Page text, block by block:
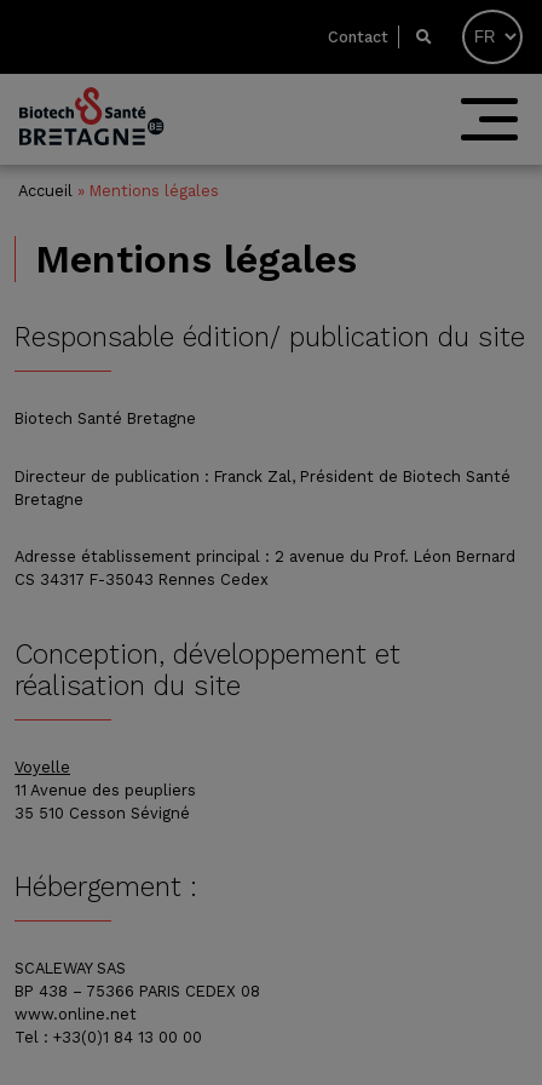
Contact
Accueil » Mentions légales
Mentions légales
Responsable édition/ publication du site
Biotech Santé Bretagne
Directeur de publication : Franck Zal, Président de Biotech Santé
Bretagne
Adresse établissement principal : 2 avenue du Prof. Léon Bernard
CS 34317 F-35043 Rennes Cedex
Conception, développement et
réalisation du site
Voyelle
11 Avenue des peupliers
35 510 Cesson Sévigné
Hébergement :
SCALEWAY SAS
BP 438 – 75366 PARIS CEDEX 08
www.online.net
Tel : +33(0)1 84 13 00 00